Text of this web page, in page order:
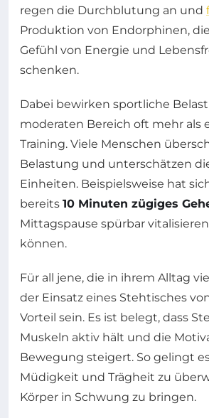
regen die Durchblutung an und
Produktion von Endorphinen,
Gefühl von Energie und
schenken.
Dabei bewirken sportliche
moderaten Bereich oft mehr als
Training. Viele Menschen
Belastung und unterschätzen
Einheiten. Beispielsweise hat
bereits 10 Minuten zügiges
Mittagspause spürbar
können.
Für all jene, die in ihrem Alltag
der Einsatz eines Stehtisches
Vorteil sein. Es ist belegt, dass
Muskeln aktiv hält und die
Bewegung steigert. So gelingt
Müdigkeit und Trägheit zu
Körper in Schwung zu bringen.